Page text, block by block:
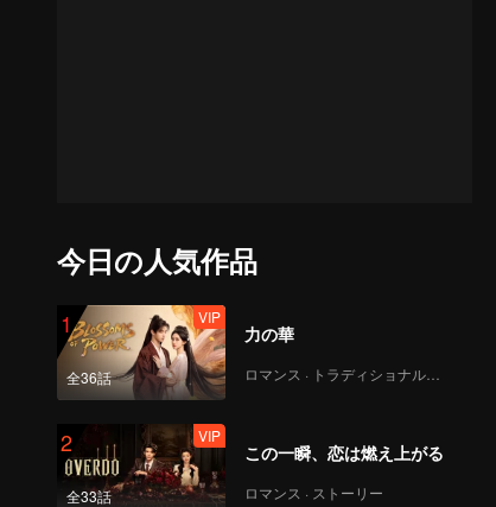
今日の人気作品
1
全36話
VIP
力の華
ロマンス · トラディショナル・コスチューム
2
全33話
VIP
この一瞬、恋は燃え上がる
ロマンス · ストーリー